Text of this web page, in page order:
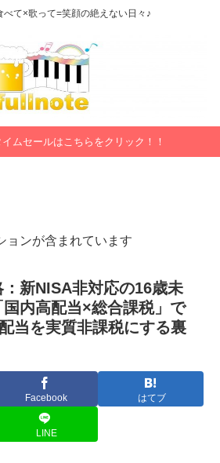
べて×歌って=笑顔の絶えない日々♪
ムセールはこちらをクリック！！
ョンが含まれています
新NISA非対応の16歳未
内高配当×総合課税」で
当を実質非課税にする裏
Facebook はてブ
LINE